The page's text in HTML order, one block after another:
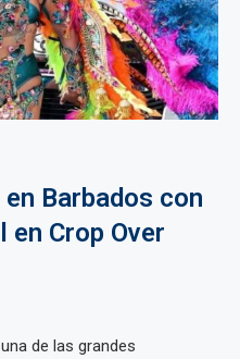
Barbados con
en Crop Over
de las grandes